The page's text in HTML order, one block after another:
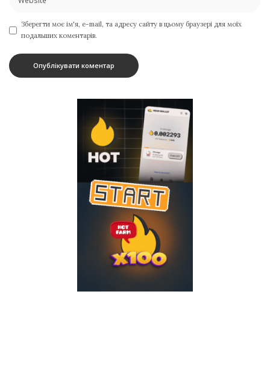
Зберегти моє ім'я, e-mail, та адресу сайту в цьому браузері для моїх
подальших коментарів.